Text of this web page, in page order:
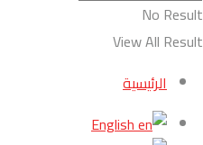
No Result
View All Result
الرئيسية
English